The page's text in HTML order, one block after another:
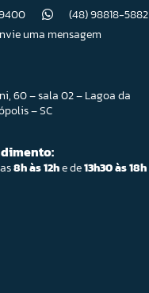
(48) 98818-5882
uma mensagem
60 – sala 02 – Lagoa da
– SC
8h às 12he de13h30 às 18h